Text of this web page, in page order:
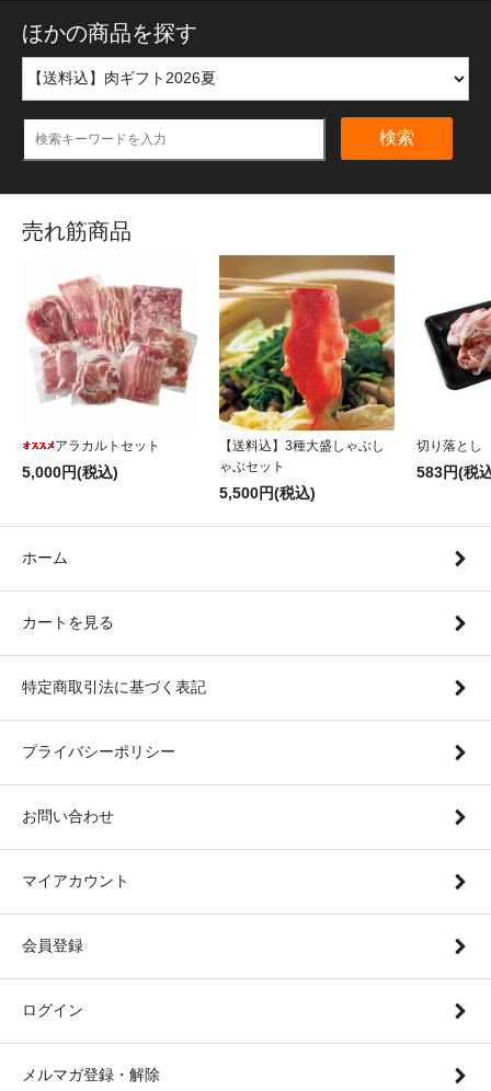
ほかの商品を探す
検索
売れ筋商品
アラカルトセット
5,000円(税込)
【送料込】3種大盛しゃぶし
ゃぶセット
5,500円(税込)
切り落と
583円(税
ホーム
カートを見る
特定商取引法に基づく表記
プライバシーポリシー
お問い合わせ
マイアカウント
会員登録
ログイン
メルマガ登録・解除